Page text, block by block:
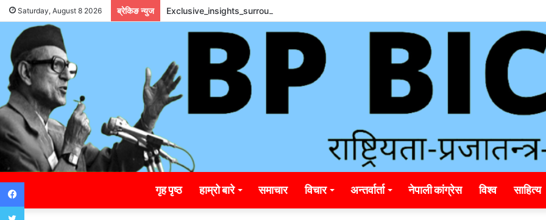
Saturday, August 8 2026 ब्रेकिङ न्युज Exclusive_insights_surrounding_rainbet_empower_informed_crypto_wagering_decision
गृह पृष्ठ हाम्रो बारे समाचार विचार अन्तर्वार्ता नेपाली कांग्रेस विश्व साहित्य
Facebook
Twitter